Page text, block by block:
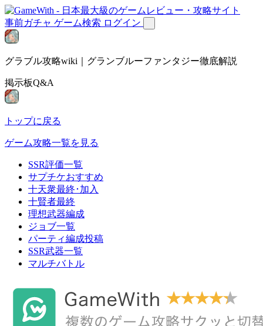
事前ガチャ ゲーム検索 ログイン
グラブル攻略wiki｜グランブルーファンタジー徹底解説
掲示板Q&A
トップに戻る
ゲーム攻略一覧を見る
SSR評価一覧
サプチケおすすめ
十天衆最終･加入
十賢者最終
理想武器編成
ジョブ一覧
パーティ編成投稿
SSR武器一覧
マルチバトル